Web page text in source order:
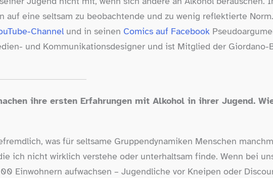
auf eine seltsam zu beobachtende und zu wenig reflektierte
​Channel und in seinen Comics auf Facebook
und Kommunikationsdesigner und ist Mitglied der Giordano-
ihre ersten Erfahrungen mit Alkohol in ihrer Jugend.
was für seltsame Gruppendynamiken Menschen
ich nicht wirklich verstehe oder unterhaltsam finde. Wenn bei
Einwohnern aufwachsen – Jugendliche vor Kneipen oder